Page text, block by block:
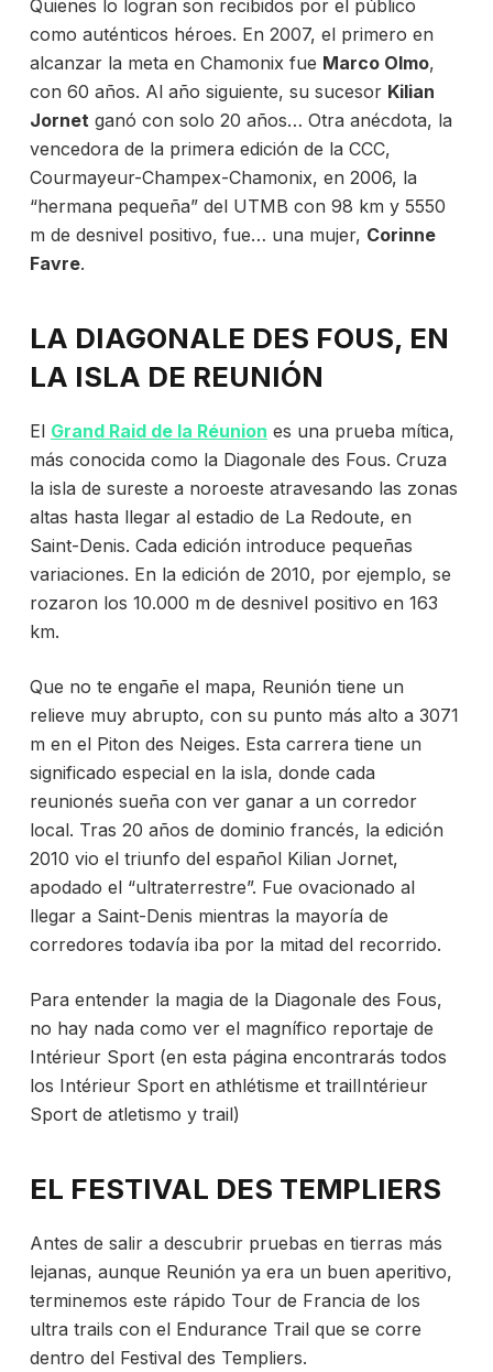
Quienes lo logran son recibidos por el público
como auténticos héroes. En 2007, el primero en
alcanzar la meta en Chamonix fue Marco Olmo,
con 60 años. Al año siguiente, su sucesor Kilian
Jornet ganó con solo 20 años… Otra anécdota, la
vencedora de la primera edición de la CCC,
Courmayeur-Champex-Chamonix, en 2006, la
“hermana pequeña” del UTMB con 98 km y 5550
m de desnivel positivo, fue… una mujer, Corinne
Favre.
LA DIAGONALE DES FOUS, EN
LA ISLA DE REUNIÓN
El Grand Raid de la Réunion es una prueba mítica,
más conocida como la Diagonale des Fous. Cruza
la isla de sureste a noroeste atravesando las zonas
altas hasta llegar al estadio de La Redoute, en
Saint-Denis. Cada edición introduce pequeñas
variaciones. En la edición de 2010, por ejemplo, se
rozaron los 10.000 m de desnivel positivo en 163
km.
Que no te engañe el mapa, Reunión tiene un
relieve muy abrupto, con su punto más alto a 3071
m en el Piton des Neiges. Esta carrera tiene un
significado especial en la isla, donde cada
reunionés sueña con ver ganar a un corredor
local. Tras 20 años de dominio francés, la edición
2010 vio el triunfo del español Kilian Jornet,
apodado el “ultraterrestre”. Fue ovacionado al
llegar a Saint-Denis mientras la mayoría de
corredores todavía iba por la mitad del recorrido.
Para entender la magia de la Diagonale des Fous,
no hay nada como ver el magnífico reportaje de
Intérieur Sport (en esta página encontrarás todos
los Intérieur Sport en athlétisme et trailIntérieur
Sport de atletismo y trail)
EL FESTIVAL DES TEMPLIERS
Antes de salir a descubrir pruebas en tierras más
lejanas, aunque Reunión ya era un buen aperitivo,
terminemos este rápido Tour de Francia de los
ultra trails con el Endurance Trail que se corre
dentro del Festival des Templiers.